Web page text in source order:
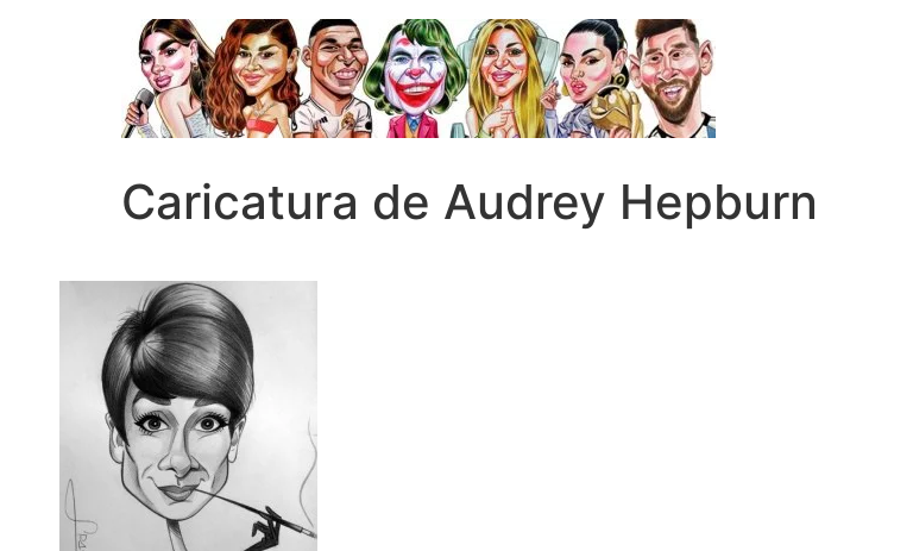
Caricatura de Audrey Hepburn